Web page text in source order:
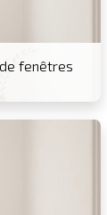
fenêtres